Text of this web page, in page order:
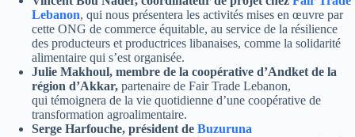
Lebanon, qui nous présentera les activités mises en œuvre par
cette ONG de commerce équitable, au service de la résilience
des producteurs et productrices libanaises, comme la solidarité
alimentaire qui s’est organisée.
Julie Makhoul, membre de la coopérative d’Andket de la
région d’Akkar, partenaire de Fair Trade Lebanon,
qui témoignera de la vie quotidienne d’une coopérative de
transformation agroalimentaire.
Serge Harfouche, président de Buzuruna